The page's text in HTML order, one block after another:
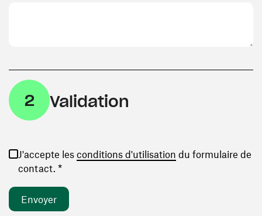
2 Validation
J'accepte les conditions d'utilisation (ouvre une
du formulaire de
contact. *